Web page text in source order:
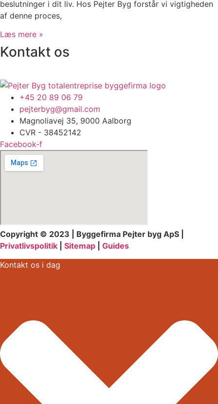
beslutninger i dit liv. Hos Pejter Byg forstår vi vigtigheden
af denne proces,
Læs mere »
Kontakt os
+45 20 89 06 79
pejterbyg@gmail.com
Magnoliavej 35, 9000 Aalborg
CVR - 38452142
Facebook-f
Copyright © 2023 | Byggefirma Pejter byg ApS |
Privatlivspolitik
Sitemap
Guides
Kontakt os i dag